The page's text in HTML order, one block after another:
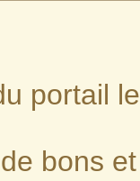
portail
bons